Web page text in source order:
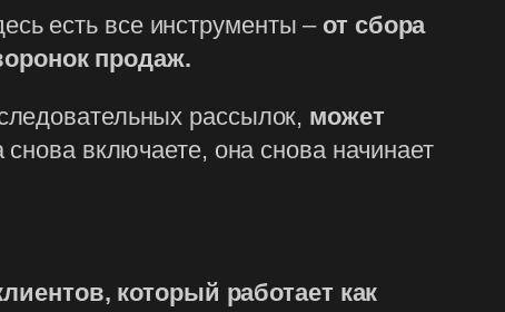
есть все инструменты – от сбора
продаж.
рассылок, может
включаете, она снова начинает
который работает как